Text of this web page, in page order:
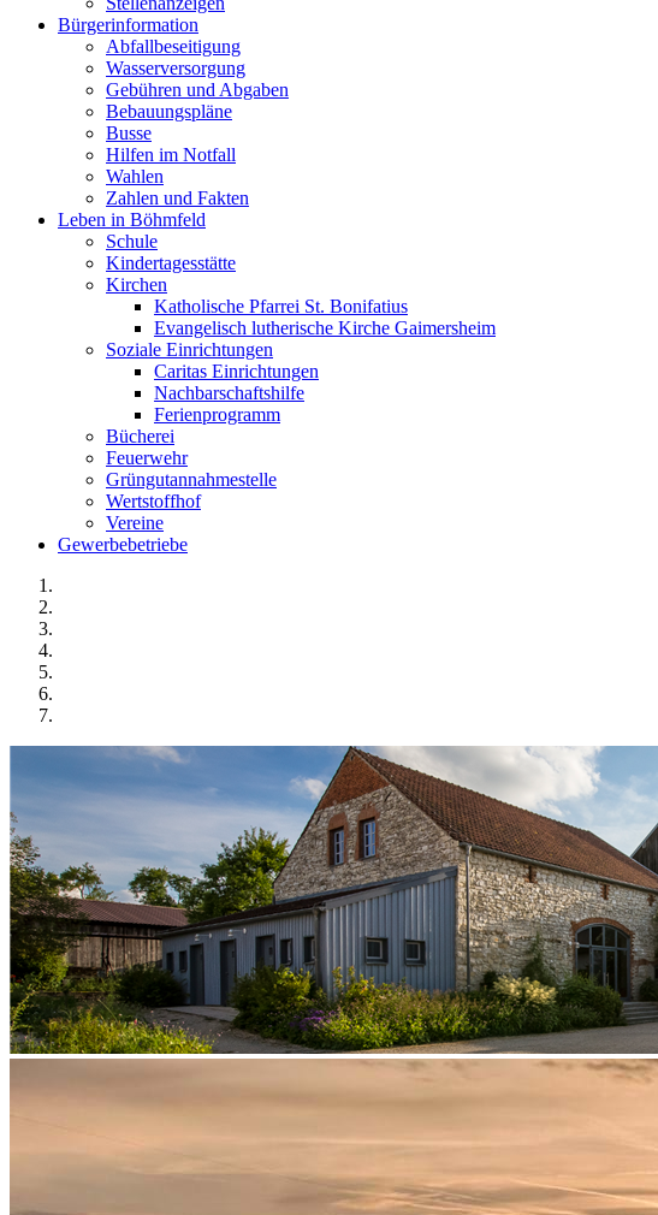
Bürgerinformation
Abfallbeseitigung
Wasserversorgung
Gebühren und Abgaben
Bebauungspläne
Busse
Hilfen im Notfall
Wahlen
Zahlen und Fakten
Leben in Böhmfeld
Schule
Kindertagesstätte
Kirchen
Katholische Pfarrei St. Bonifatius
Evangelisch lutherische Kirche Gaimersheim
Soziale Einrichtungen
Caritas Einrichtungen
Nachbarschaftshilfe
Ferienprogramm
Bücherei
Feuerwehr
Grüngutannahmestelle
Wertstoffhof
Vereine
Gewerbebetriebe